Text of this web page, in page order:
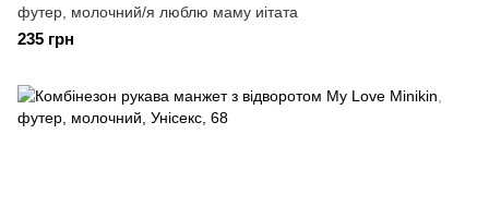
футер, молочний/я люблю маму иітата
235 грн